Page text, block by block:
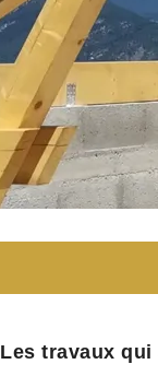
Les travaux